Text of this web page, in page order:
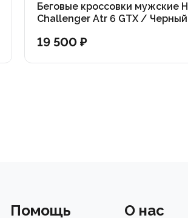
Беговые кроссовки мужские
Challenger Atr 6 GTX /
19 500 ₽
Помощь О нас